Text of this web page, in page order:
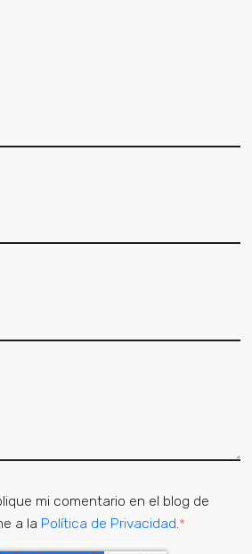
mi comentario en el blog de
a la Política de Privacidad *